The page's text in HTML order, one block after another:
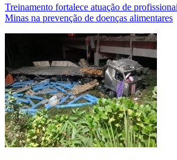
Treinamento fortalece atuação de
Minas na prevenção de doenças alimentares